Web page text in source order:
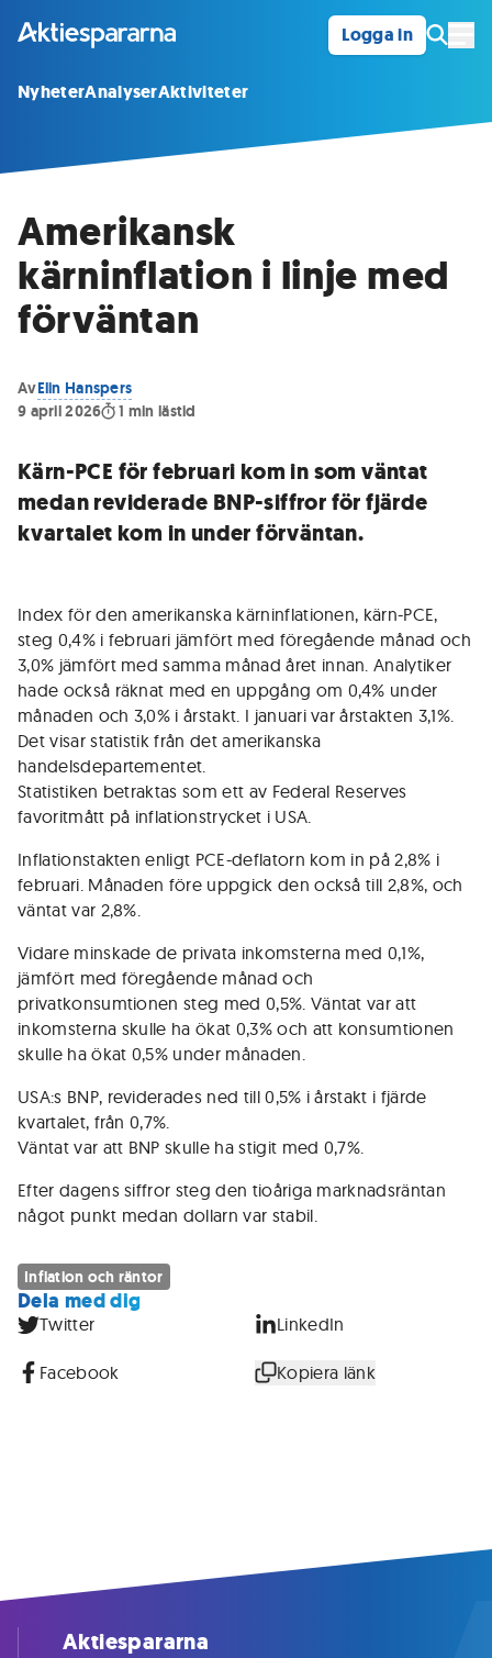
Logga in
NyheterAnalyserAktiviteter
Amerikansk
kärninflation i linje med
förväntan
AvElin Hanspers
9 april 2026
1 min lästid
Kärn-PCE för februari kom in som väntat
medan reviderade BNP-siffror för fjärde
kvartalet kom in under förväntan.
Index för den amerikanska kärninflationen, kärn-PCE,
steg 0,4% i februari jämfört med föregående månad och
3,0% jämfört med samma månad året innan. Analytiker
hade också räknat med en uppgång om 0,4% under
månaden och 3,0% i årstakt. I januari var årstakten 3,1%.
Det visar statistik från det amerikanska
handelsdepartementet.
Statistiken betraktas som ett av Federal Reserves
favoritmått på inflationstrycket i USA.
Inflationstakten enligt PCE-deflatorn kom in på 2,8% i
februari. Månaden före uppgick den också till 2,8%, och
väntat var 2,8%.
Vidare minskade de privata inkomsterna med 0,1%,
jämfört med föregående månad och
privatkonsumtionen steg med 0,5%. Väntat var att
inkomsterna skulle ha ökat 0,3% och att konsumtionen
skulle ha ökat 0,5% under månaden.
USA:s BNP, reviderades ned till 0,5% i årstakt i fjärde
kvartalet, från 0,7%.
Väntat var att BNP skulle ha stigit med 0,7%.
Efter dagens siffror steg den tioåriga marknadsräntan
något punkt medan dollarn var stabil.
Inflation och räntor
Dela med dig
Twitter LinkedIn
Facebook Kopiera länk
Aktiespararna